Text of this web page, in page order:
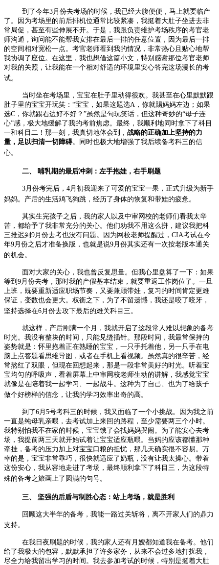
到了今年3 月份去考场的时候，我已经大腹便便，马上就要临产
了。因为考场里的前后排机位通常比较紧凑，我挺着大肚子坐进去非
常局促，甚至有些伸展不开。于是，我跟负责维护考场秩序的考官老
师沟通，询问能不能帮我安排在最后一排的任意位置，因为最后一排
的空间相对宽松一点。考官老师看到我的情况，非常热心且贴心地帮
我协调了座位。在这里，我也想借这篇小文，特别感谢那位考官老师
对我的关照，让我能在一个相对舒适的环境里安心答完这场漫长的考
试。
当时坐在考场里，宝宝在肚子里动得很欢。我甚至在心里默默跟
肚子里的宝宝开玩笑： “宝宝，如果这题选A ，你就踢妈妈左边；如果
选C ，你就踢右边好不好？ ”虽然是句玩笑话，但这种奇妙的“母子连
心”感，极大地缓解了我的考前焦虑。最终，我顺利地同时拿下了科目
一和科目二！那一刻，我真切地体会到， 战略的正确加上坚持的力
量，足以扫清一切障碍。同时也极大地增强了我后续备考科三的信
心。
二、 哺乳期的最后冲刺：左手抱娃，右手刷题
3 月份考完后，4 月初我迎来了可爱的宝宝一果，正式升级为新手
妈妈。产后的生活鸡飞狗跳，经历了身体的恢复和带娃的疲惫。
其实生完孩子之后，我的家人以及中审网校的老师们看我太辛
苦，都给予了我非常充分的关心。他们劝我不用这么拼，建议我把科
三推迟到 9 月份去考也没有问题。因为网校老师提醒过， CIA考试在今
年9 月份之后才准备换版，也就是说9 月份其实还有一次按老版本通关
的机会。
面对大家的关心，我也曾反复思量。但我心里盘算了一下：如果
等到 9 月份去考，那时我的产假基本结束，就要重返工作岗位了。一旦
上班，既要重新适应职场节奏，又要兼顾带娃，复习的时间肯定更难
保证，变数也会更大。权衡之下，为了不留遗憾，我还是咬了咬牙，
坚持选择在6 月份去攻下最后的难关科目三。
就这样，产后刚满一个月，我就开启了这段常人难以想象的备考
时光。我没有整块的时间，只能见缝插针。那段时间，我最常保持的
姿势就是：怀里抱着正在熟睡的宝宝，一只手托着他，另一只手在电
脑上点答题看思维导图，或者在手机上看视频。虽然真的很辛苦，经
常熬红了双眼，但现在回想起来，那是一段非常美好的时光。听着宝
宝均匀的呼吸声，看着屏幕上中审网校老师生动的讲解，我感觉宝宝
就像是在陪着我一起学习、一起战斗。这种为了自己、也为了给孩子
做个好榜样的信念，让我的学习效率出奇的高。
到了6 月5号考科三的时候，我又面临了一个小挑战。因为我之前
一直是纯母乳亲喂，去考试加上来回的路程，至少需要两三个小时。
我特别怕我不在家的时候，宝宝饿了会找妈妈哭闹。为了能安心去考
场，我提前两三天就开始试着让宝宝适应瓶喂。当妈的应该都懂那种
牵挂，备考的压力加上对宝宝口粮的担忧，那几天确实很不容易。万
幸的是，宝宝非常乖巧，很快就适应了奶瓶，没有让我太操心。带着
这份安心，我从容地走进了考场，最终顺利拿下了科目三，为这段特
殊的备考之旅画上了圆满的句号。
三、 坚强的后盾与制胜心态：站上考场，就是胜利
回顾这大半年的备考，我能一路过关斩将，离不开家人们的鼎力
支持。
在我日夜刷题的时候，我的家人还有月嫂都知道我在备考。他们
给了我极大的包容，默默承担了许多家务，从来不会过多地打扰我，
尽全力给我留出学习的时间。我去参加考试的时候，特别是挺着大肚